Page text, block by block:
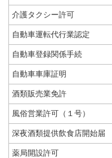
介護タクシー許可
自動車運転代行業認定
自動車登録関係手続
自動車車庫証明
酒類販売業免許
風俗営業許可（１号）
深夜酒類提供飲食店開始届
薬局開設許可